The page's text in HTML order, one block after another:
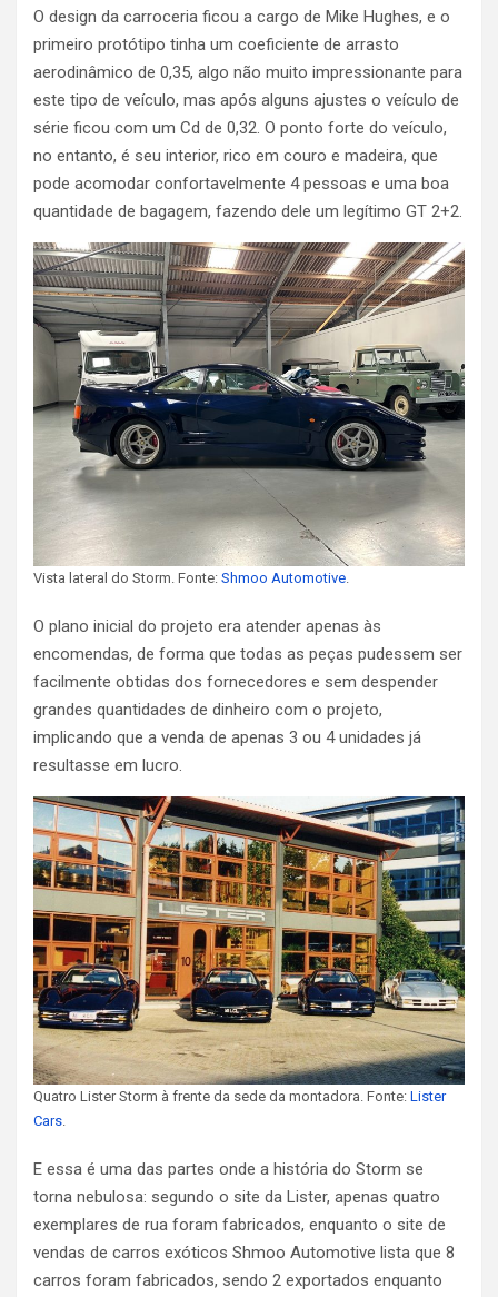
O design da carroceria ficou a cargo de Mike Hughes, e o
primeiro protótipo tinha um coeficiente de arrasto
aerodinâmico de 0,35, algo não muito impressionante para
este tipo de veículo, mas após alguns ajustes o veículo de
série ficou com um Cd de 0,32. O ponto forte do veículo,
no entanto, é seu interior, rico em couro e madeira, que
pode acomodar confortavelmente 4 pessoas e uma boa
quantidade de bagagem, fazendo dele um legítimo GT 2+2.
Vista lateral do Storm. Fonte: Shmoo Automotive.
O plano inicial do projeto era atender apenas às
encomendas, de forma que todas as peças pudessem ser
facilmente obtidas dos fornecedores e sem despender
grandes quantidades de dinheiro com o projeto,
implicando que a venda de apenas 3 ou 4 unidades já
resultasse em lucro.
Quatro Lister Storm à frente da sede da montadora. Fonte: Lister
Cars.
E essa é uma das partes onde a história do Storm se
torna nebulosa: segundo o site da Lister, apenas quatro
exemplares de rua foram fabricados, enquanto o site de
vendas de carros exóticos Shmoo Automotive lista que 8
carros foram fabricados, sendo 2 exportados enquanto